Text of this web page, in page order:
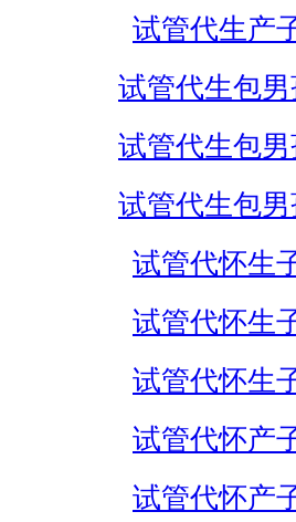
试管代生产
试管代生包
试管代生包
试管代生包
试管代怀生
试管代怀生
试管代怀生
试管代怀产
试管代怀产